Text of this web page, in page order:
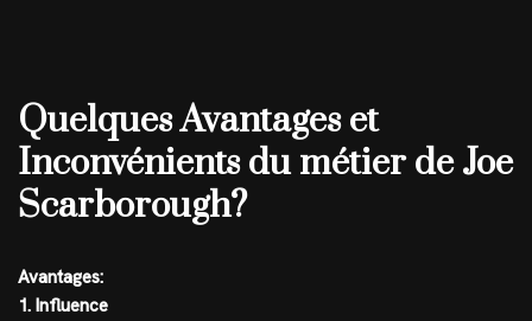
Quelques Avantages et
Inconvénients du métier de Joe
Scarborough?
Avantages:
1. Influence